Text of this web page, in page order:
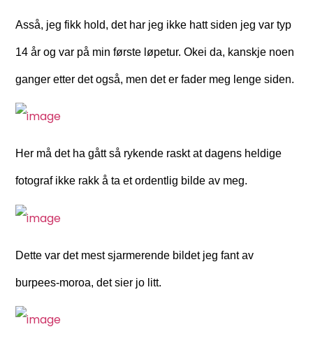
Asså, jeg fikk hold, det har jeg ikke hatt siden jeg var typ
14 år og var på min første løpetur. Okei da, kanskje noen
ganger etter det også, men det er fader meg lenge siden.
Her må det ha gått så rykende raskt at dagens heldige
fotograf ikke rakk å ta et ordentlig bilde av meg.
Dette var det mest sjarmerende bildet jeg fant av
burpees-moroa, det sier jo litt.